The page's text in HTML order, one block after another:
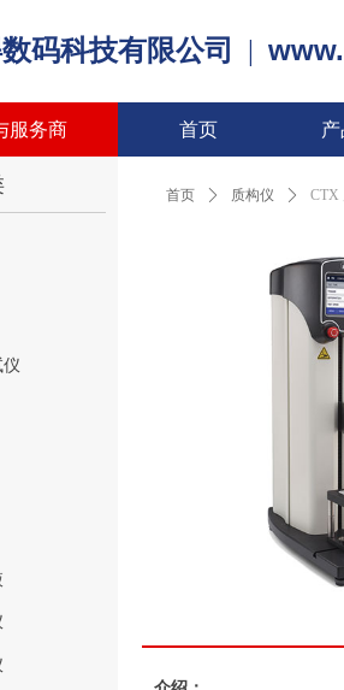
码科技有限公司 |
首页
服务商
首页 ꄲ 质构仪 ꄲ CTX